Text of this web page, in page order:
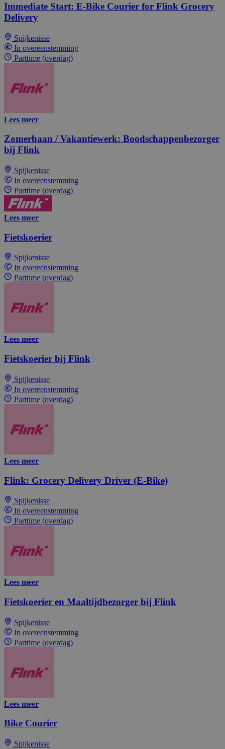
Immediate Start: E-Bike Courier for Flink Grocery
Delivery
Spijkenisse
In overeenstemming
Parttime (overdag)
Lees meer
Zomerbaan / Vakantiewerk: Boodschappenbezorger
bij Flink
Spijkenisse
In overeenstemming
Parttime (overdag)
Lees meer
Fietskoerier
Spijkenisse
In overeenstemming
Parttime (overdag)
Lees meer
Fietskoerier bij Flink
Spijkenisse
In overeenstemming
Parttime (overdag)
Lees meer
Flink: Grocery Delivery Driver (E-Bike)
Spijkenisse
In overeenstemming
Parttime (overdag)
Lees meer
Fietskoerier en Maaltijdbezorger bij Flink
Spijkenisse
In overeenstemming
Parttime (overdag)
Lees meer
Bike Courier
Spijkenisse